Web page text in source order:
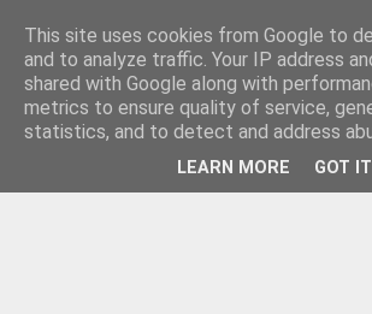
This site uses cookies from Google to
and to analyze traffic. Your IP address
shared with Google along with
metrics to ensure quality of service,
statistics, and to detect and address
LEARN MORE GOT IT